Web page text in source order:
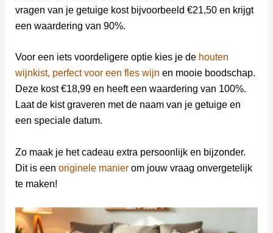
vragen van je getuige kost bijvoorbeeld €21,50 en krijgt
een waardering van 90%.
Voor een iets voordeligere optie kies je de houten
wijnkist, perfect voor een fles wijn en mooie boodschap.
Deze kost €18,99 en heeft een waardering van 100%.
Laat de kist graveren met de naam van je getuige en
een speciale datum.
Zo maak je het cadeau extra persoonlijk en bijzonder.
Dit is een originele manierom jouw vraag onvergetelijk
te maken!